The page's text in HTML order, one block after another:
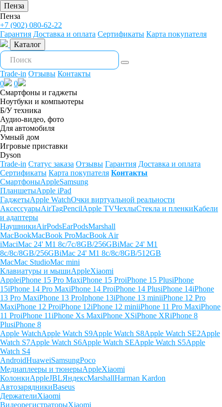
Пенза
Пенза
+7 (902) 080-62-22
Гарантия Доставка и оплата Сертификаты Карта покупателя
Каталог
Trade-in Отзывы Контакты
0
0
Смартфоны и гаджеты
Ноутбуки и компьютеры
Б/У техника
Аудио-видео, фото
Для автомобиля
Умный дом
Игровые приставки
Dyson
Trade-in Статус заказа Отзывы Гарантия Доставка и оплата
Сертификаты Карта покупателя Контакты
СмартфоныAppleSamsung
ПланшетыApple iPad
ГаджетыApple WatchОчки виртуальной реальности
АксессуарыAirTagPencilApple TVЧехлыСтекла и пленкиКабели
и адаптеры
НаушникиAirPodsEarPodsMarshall
MacBookMacBook ProMacBook Air
iMaciMac 24' M1 8c/7c/8GB/256GBiMac 24' M1
8c/8c/8GB/256GBiMac 24' M1 8c/8c/8GB/512GB
MacMac StudioMac mini
Клавиатуры и мышиAppleXiaomi
AppleiPhone 15 Pro MaxiPhone 15 ProiPhone 15 PlusiPhone
15iPhone 14 Pro MaxiPhone 14 ProiPhone 14 PlusiPhone 14iPhone
13 Pro MaxiPhone 13 ProIphone 13iPhone 13 miniiPhone 12 Pro
MaxiPhone 12 ProiPhone 12iPhone 12 miniiPhone 11 Pro MaxiPhone
11 ProiPhone 11iPhone Xs MaxiPhone XSiPhone XRiPhone 8
PlusiPhone 8
Apple WatchApple Watch S9Apple Watch S8Apple Watch SE2Apple
Watch S7Apple Watch S6Apple Watch SEApple Watch S5Apple
Watch S4
AndroidHuaweiSamsungPoco
Медиаплееры и тюнерыAppleXiaomi
КолонкиAppleJBLЯндексMarshallHarman Kardon
АвтозарядникиBaseus
ДержателиXiaomi
ВидеорегистраторыXiaomi